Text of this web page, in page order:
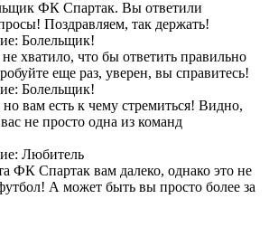
ФК Спартак. Вы ответили
Поздравляем, так держать!
Болельщик!
хватило, что бы ответить правильно
еще раз, уверен, вы справитесь!
Болельщик!
но вам есть к чему стремиться! Видно,
не просто одна из команд
Любитель
ФК Спартак вам далеко, однако это не
А может быть вы просто более за